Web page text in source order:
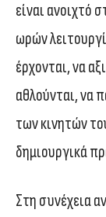
είναι ανοιχτό
ωρών
έρχονται, να
αθλούνται, να
των κινητών
δημιουργικά
Στη συνέχεια